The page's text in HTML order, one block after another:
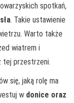
spotkań,
. Takie ustawienie
Warto także
wiatrem i
tej przestrzeni.
się, jaką rolę ma
w donice oraz